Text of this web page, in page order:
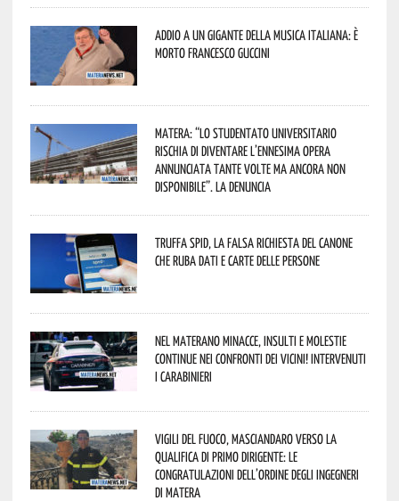
Addio a un gigante della musica italiana: è
morto Francesco Guccini
Matera: “Lo studentato universitario
rischia di diventare l’ennesima opera
annunciata tante volte ma ancora non
disponibile”. La denuncia
Truffa Spid, la falsa richiesta del canone
che ruba dati e carte delle persone
Nel materano minacce, insulti e molestie
continue nei confronti dei vicini! Intervenuti
i Carabinieri
Vigili del Fuoco, Masciandaro verso la
qualifica di Primo Dirigente: le
congratulazioni dell’Ordine degli Ingegneri
di Matera